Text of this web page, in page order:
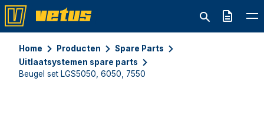
Offerte
Home Producten
Spare Parts
Uitlaatsystemen spare parts
Beugel set LGS5050, 6050, 7550